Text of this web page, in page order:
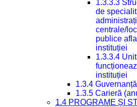
1.3.3.3
de
centrale/
publice
instituției
1.3.3.4
instituției
1.3.4
1.3.5 Carieră
1.4 PROGRAME ȘI